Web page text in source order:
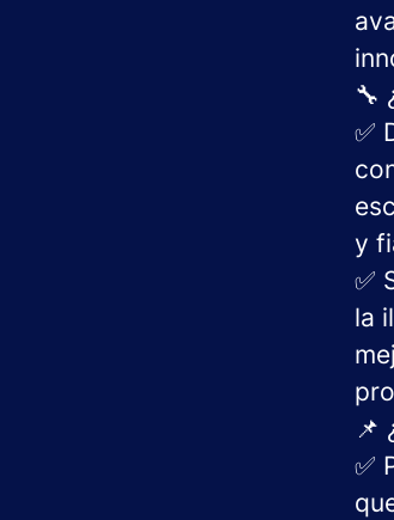
🔧
✅
y
✅
la
📌
✅